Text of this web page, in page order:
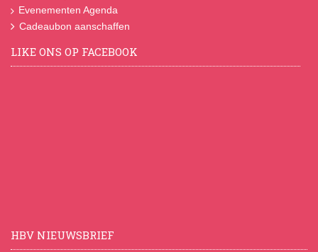
Evenementen Agenda
Cadeaubon aanschaffen
LIKE ONS OP FACEBOOK
HBV NIEUWSBRIEF